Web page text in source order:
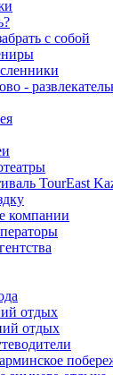
с собой
-
TourEast
компании
отдых
отдых